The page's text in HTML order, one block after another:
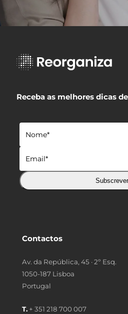
Receba as melhores dicas
Subscrever
Contactos
Av. da República, 45 · 2º Esq.
1050-187 Lisboa
Portugal
T. + 351 218 700 007